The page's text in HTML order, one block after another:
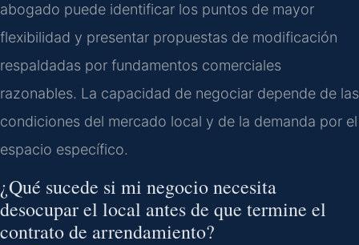
abogado puede identificar los puntos de mayor
flexibilidad y presentar propuestas de modificación
respaldadas por fundamentos comerciales
razonables. La capacidad de negociar depende de las
condiciones del mercado local y de la demanda por el
espacio específico.
¿Qué sucede si mi negocio necesita
desocupar el local antes de que termine el
contrato de arrendamiento?